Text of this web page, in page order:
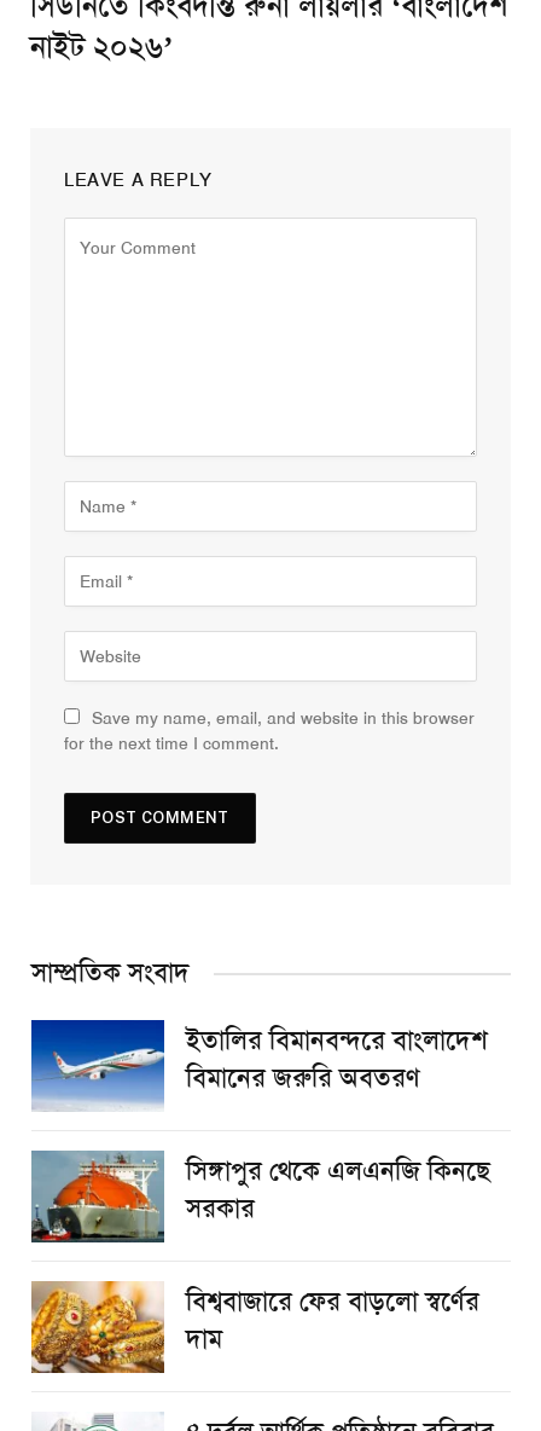
নাইট ২০২৬’
LEAVE A REPLY
Save my name, email, and website in this browser
for the next time I comment.
সাম্প্রতিক সংবাদ
ইতালির বিমানবন্দরে বাংলাদেশ
বিমানের জরুরি অবতরণ
সিঙ্গাপুর থেকে এলএনজি কিনছে
সরকার
বিশ্ববাজারে ফের বাড়লো স্বর্ণের
দাম